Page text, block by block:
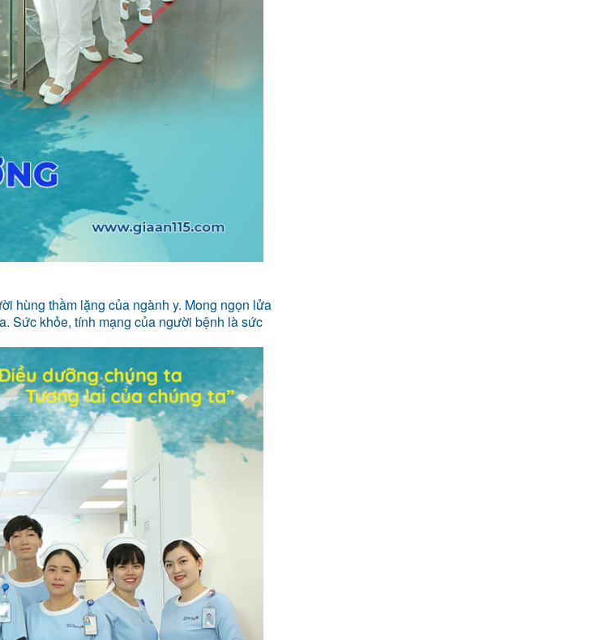
hùng thầm lặng của ngành y. Mong ngọn lửa
Sức khỏe, tính mạng của người bệnh là sức